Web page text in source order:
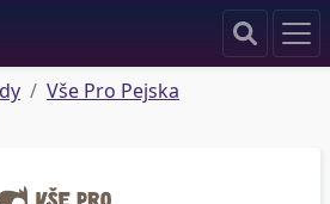
Vše Pro Pejska